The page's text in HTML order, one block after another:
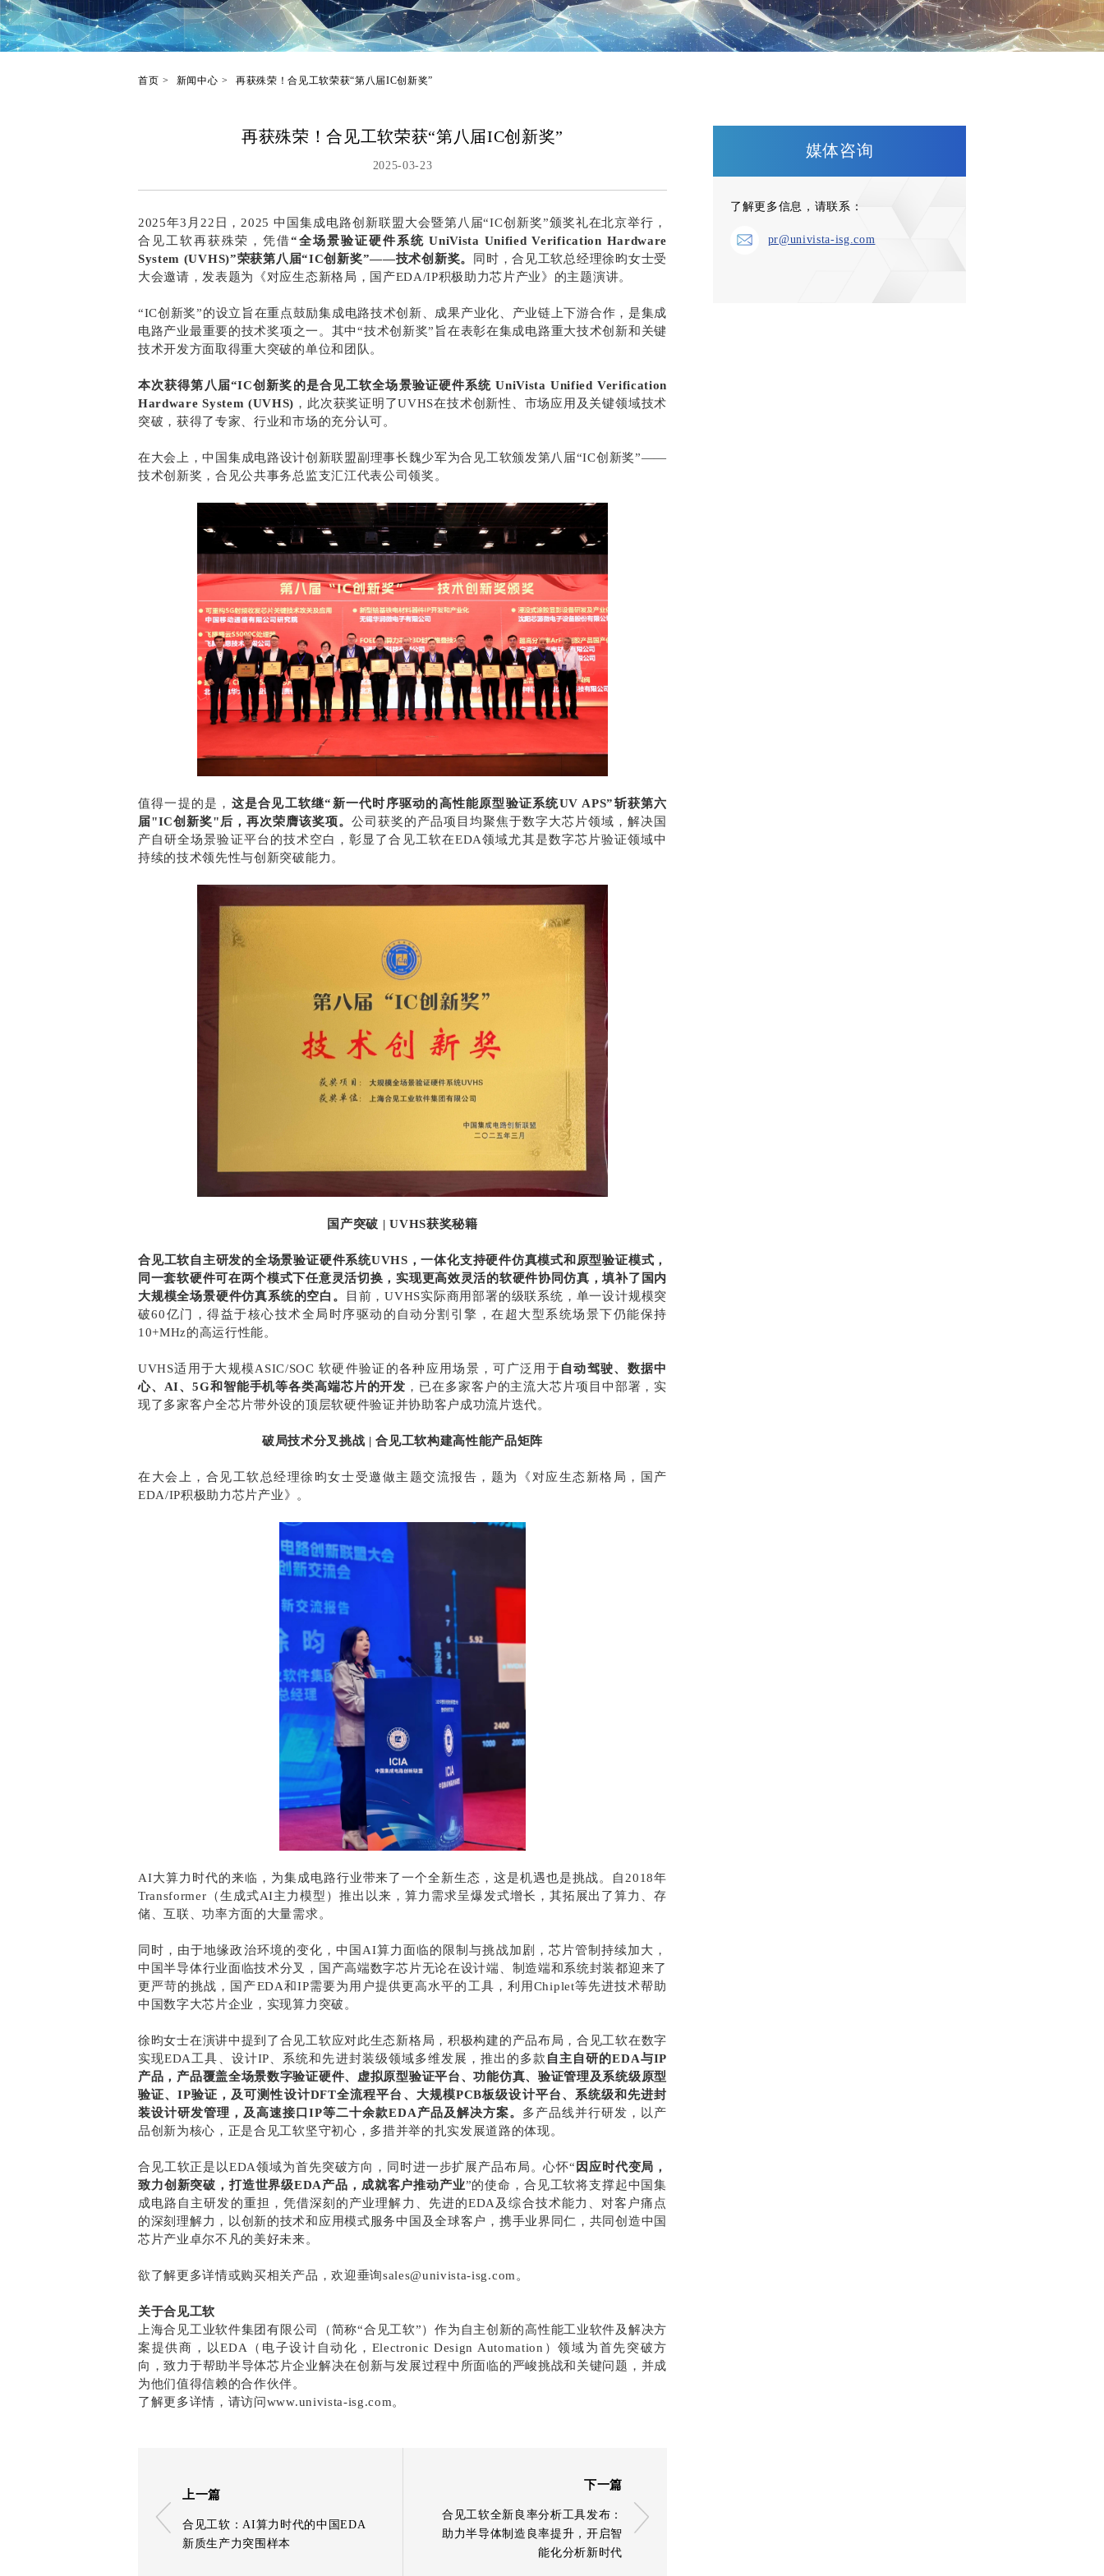
首页 新闻中心 再获殊荣！合见工软荣获“第八届IC创新奖”
再获殊荣！合见工软荣获“第八届IC创新奖”
2025-03-23
2025年3月22日，2025 中国集成电路创新联盟大会暨第八届“IC创新奖”颁奖礼在北京举行，
合见工软再获殊荣，凭借“全场景验证硬件系统 UniVista Unified Verification Hardware
System (UVHS)”荣获第八届“IC创新奖”——技术创新奖。 同时，合见工软总经理徐昀女士受
大会邀请，发表题为《对应生态新格局，国产EDA/IP积极助力芯片产业》的主题演讲。
“IC创新奖”的设立旨在重点鼓励集成电路技术创新、成果产业化、产业链上下游合作，是集成
电路产业最重要的技术奖项之一。其中“技术创新奖”旨在表彰在集成电路重大技术创新和关键
技术开发方面取得重大突破的单位和团队。
本次获得第八届“IC创新奖的是合见工软全场景验证硬件系统 UniVista Unified Verification
Hardware System (UVHS) ，此次获奖证明了UVHS在技术创新性、市场应用及关键领域技术
突破，获得了专家、行业和市场的充分认可。
在大会上，中国集成电路设计创新联盟副理事长魏少军为合见工软颁发第八届“IC创新奖”——
技术创新奖，合见公共事务总监支汇江代表公司领奖。
值得一提的是， 这是合见工软继“新一代时序驱动的高性能原型验证系统UV APS”斩获第六
届"IC创新奖"后，再次荣膺该奖项。公司获奖的产品项目均聚焦于数字大芯片领域，解决国
产自研全场景验证平台的技术空白，彰显了合见工软在EDA领域尤其是数字芯片验证领域中
持续的技术领先性与创新突破能力。
国产突破 | UVHS获奖秘籍
合见工软自主研发的全场景验证硬件系统UVHS，一体化支持硬件仿真模式和原型验证模式，
同一套软硬件可在两个模式下任意灵活切换，实现更高效灵活的软硬件协同仿真，填补了国内
大规模全场景硬件仿真系统的空白。
目前，UVHS实际商用部署的级联系统，单一设计规模突
破60亿门，得益于核心技术全局时序驱动的自动分割引擎，在超大型系统场景下仍能保持
10+MHz的高运行性能。
UVHS适用于大规模ASIC/SOC 软硬件验证的各种应用场景，可广泛用于自动驾驶、数据中
心、AI、5G和智能手机等各类高端芯片的开发 ，已在多家客户的主流大芯片项目中部署，实
现了多家客户全芯片带外设的顶层软硬件验证并协助客户成功流片迭代。
破局技术分叉挑战 | 合见工软构建高性能产品矩阵
在大会上，合见工软总经理徐昀女士受邀做主题交流报告，题为《对应生态新格局，国产
EDA/IP积极助力芯片产业》。
AI大算力时代的来临，为集成电路行业带来了一个全新生态，这是机遇也是挑战。自2018年
Transformer（生成式AI主力模型）推出以来，算力需求呈爆发式增长，其拓展出了算力、存
储、互联、功率方面的大量需求。
同时，由于地缘政治环境的变化，中国AI算力面临的限制与挑战加剧，芯片管制持续加大，
中国半导体行业面临技术分叉，国产高端数字芯片无论在设计端、制造端和系统封装都迎来了
更严苛的挑战，国产EDA和IP需要为用户提供更高水平的工具，利用Chiplet等先进技术帮助
中国数字大芯片企业，实现算力突破。
徐昀女士在演讲中提到了合见工软应对此生态新格局，积极构建的产品布局，合见工软在数字
实现EDA工具、设计IP、系统和先进封装级领域多维发展，推出的多款 自主自研的EDA与IP
产品，产品覆盖全场景数字验证硬件、虚拟原型验证平台、功能仿真、验证管理及系统级原型
验证、IP验证，及可测性设计DFT全流程平台、大规模PCB板级设计平台、系统级和先进封
装设计研发管理，及高速接口IP等二十余款EDA产品及解决方案。 多产品线并行研发，以产
品创新为核心，正是合见工软坚守初心，多措并举的扎实发展道路的体现。
合见工软正是以EDA领域为首先突破方向，同时进一步扩展产品布局。心怀“ 因应时代变局，
致力创新突破，打造世界级EDA产品，成就客户推动产业”的使命，合见工软将支撑起中国集
成电路自主研发的重担，凭借深刻的产业理解力、先进的EDA及综合技术能力、对客户痛点
的深刻理解力，以创新的技术和应用模式服务中国及全球客户，携手业界同仁，共同创造中国
芯片产业卓尔不凡的美好未来。
欲了解更多详情或购买相关产品，欢迎垂询sales@univista-isg.com。
关于合见工软
上海合见工业软件集团有限公司（简称“合见工软”）作为自主创新的高性能工业软件及解决方
案提供商，以EDA（电子设计自动化，Electronic Design Automation）领域为首先突破方
向，致力于帮助半导体芯片企业解决在创新与发展过程中所面临的严峻挑战和关键问题，并成
为他们值得信赖的合作伙伴。
了解更多详情，请访问www.univista-isg.com。
上一篇
合见工软：AI算力时代的中国EDA
新质生产力突围样本
下一篇
合见工软全新良率分析工具发布：
助力半导体制造良率提升，开启智
能化分析新时代
媒体咨询
了解更多信息，请联系：
pr@univista-isg.com